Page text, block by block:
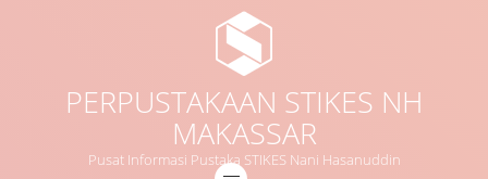
PERPUSTAKAAN STIKES NH
MAKASSAR
Pusat Informasi Pustaka STIKES Nani Hasanuddin